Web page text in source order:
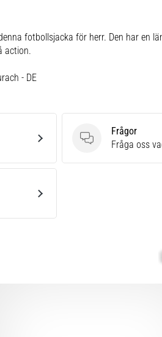
fotbollsjacka för herr. Den har en
action.
- DE
Frågor
Frågor
Fråga oss